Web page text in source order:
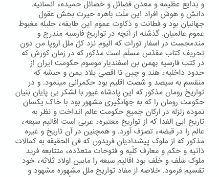
و بدایع عظیمه و معدن فضائل و خصائل حمیدهء انسانیه.
دانش و هوش افراد این ملّت باهره حیرت بخش عقول
جهانیان بود و فطانت و ذکاوت عموم این طایفهء جلیله مغبوط
عموم عالمیان. گذشته از آنچه در تواریخ فارسیه مندرج و
مندمجست در اسفار تورات که الیوم نزد کلّ ملل اروپا من دون
تحریف کتاب مقدّس مسلّم است مذکور که در زمان کورش که
در کتب فارسیه بهمن بن اسفندیار موسوم حکومت ایران از
حدود داخلیهء هند و چین تا اقصی بلاد یمن و حبشه که
منقسم به سیصد و شصت اقلیم بود حکمرانی مینمود. و در
تواریخ رومان مذکور که این پادشاه غیور با لشکر بی پایان بنیان
حکومت رومان را که به جهانگیری مشهور بود با خاک یکسان
نموده زلزله در ارکان جمیع حکومت عالم انداخت و نظر به
تاریخ ابی الفدا که از تواریخ معتبرهء عربی است اقالیم سبعهء
عالم را در قبضهء تصرّف آورد. و همچنین در آن تاریخ و غیره
مذکور که از ملوک پیشدادیان فریدون که فی الحقیقه به کمالات
ذاتیه و حکم و معارف کلّیه و فتوحات متعدّدهء متتابعه فرید
ملوک سَلَف و خَلَف بود اقالیم سبعه را مابین اولاد ثلاثهء خود
تقسیم فرمود. خلاصه از مفاد تواریخ ملل مشهوره مشهود و